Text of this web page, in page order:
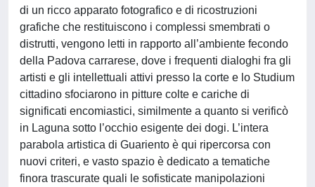
di un ricco apparato fotografico e di ricostruzioni
grafiche che restituiscono i complessi smembrati o
distrutti, vengono letti in rapporto all’ambiente fecondo
della Padova carrarese, dove i frequenti dialoghi fra gli
artisti e gli intellettuali attivi presso la corte e lo Studium
cittadino sfociarono in pitture colte e cariche di
significati encomiastici, similmente a quanto si verificò
in Laguna sotto l’occhio esigente dei dogi. L’intera
parabola artistica di Guariento è qui ripercorsa con
nuovi criteri, e vasto spazio è dedicato a tematiche
finora trascurate quali le sofisticate manipolazioni